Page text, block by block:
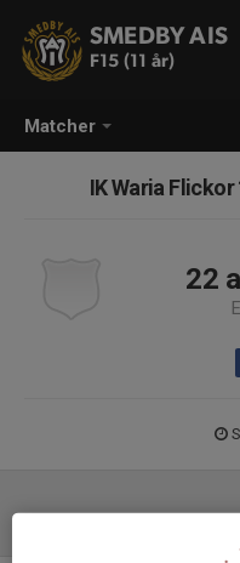
Matcher
SMEDBY AIS
F15 (11 år)
IK Waria
22